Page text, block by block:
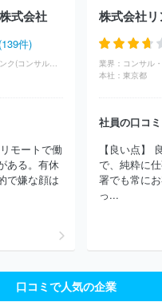
Ｓｐａｒｋｌｉｎｇ Ｌｉｂ
会社
株式会社ロックフィー
Ａホールディングス株式会社
社
アイテック株式会社
株式会社大林デザインパートナ
会社ＮＩコンサルティング
リマチ技研
一般社団法人日
社ＩＤＡＪ
デロイトトーマ
株式会社日本能率協会コ
Ｈ
株式会社インフォネクス
ネット
株式会社クォーターズ
式会社
件)
モートで働
ある。有休
で嫌な顔は
業界：
本社： 東京都
社員の口コミ
【良い点】
で、純粋に
署でも常に
っ...
口コミで人気の企業